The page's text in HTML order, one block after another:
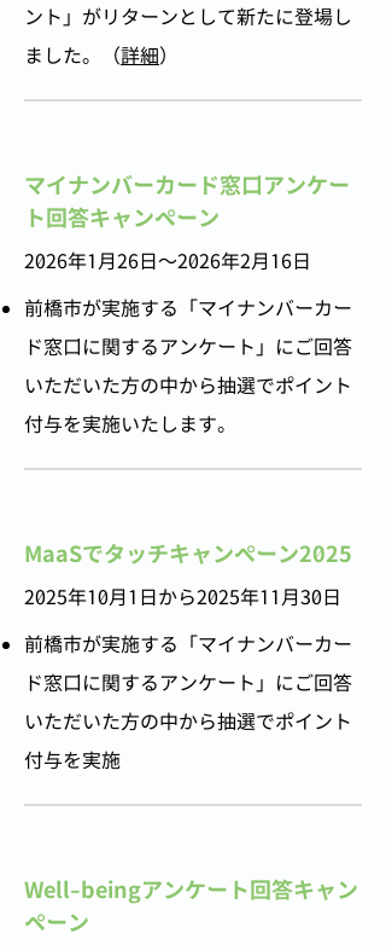
ント」がリターンとして新たに登場し
ました。（詳細）
マイナンバーカード窓口アンケー
ト回答キャンペーン
2026年1月26日〜2026年2月16日
前橋市が実施する「マイナンバーカー
ド窓口に関するアンケート」にご回答
いただいた方の中から抽選でポイント
付与を実施いたします。
MaaSでタッチキャンペーン2025
2025年10月1日から2025年11月30日
前橋市が実施する「マイナンバーカー
ド窓口に関するアンケート」にご回答
いただいた方の中から抽選でポイント
付与を実施
Well-beingアンケート回答キャン
ペーン